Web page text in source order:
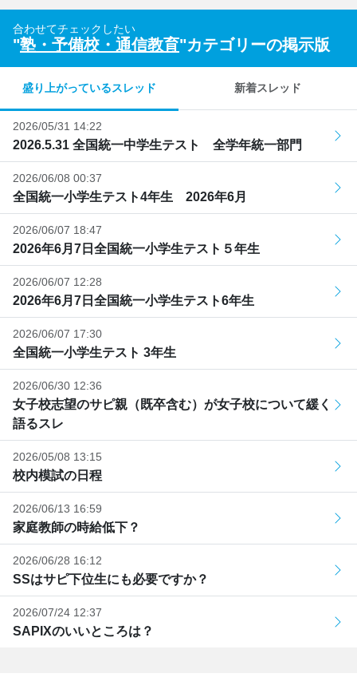
合わせてチェックしたい
"塾・予備校・通信教育"カテゴリーの掲示版
盛り上がっているスレッド 新着スレッド
2026/05/31 14:22
2026.5.31 全国統一中学生テスト 全学年統一部門
2026/06/08 00:37
全国統一小学生テスト4年生 2026年6月
2026/06/07 18:47
2026年6月7日全国統一小学生テスト５年生
2026/06/07 12:28
2026年6月7日全国統一小学生テスト6年生
2026/06/07 17:30
全国統一小学生テスト 3年生
2026/06/30 12:36
女子校志望のサピ親（既卒含む）が女子校について緩く
語るスレ
2026/05/08 13:15
校内模試の日程
2026/06/13 16:59
家庭教師の時給低下？
2026/06/28 16:12
SSはサピ下位生にも必要ですか？
2026/07/24 12:37
SAPIXのいいところは？